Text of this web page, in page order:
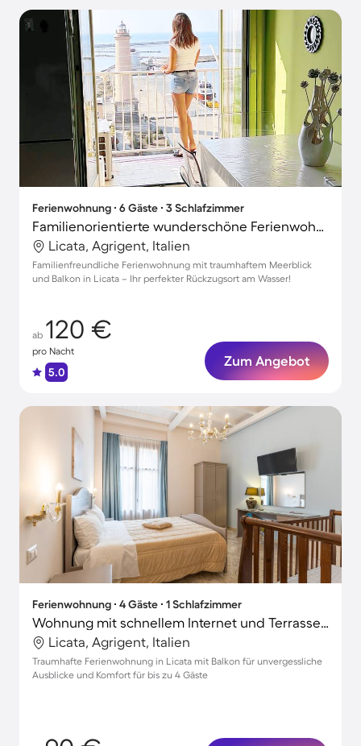
Ferienwohnung ∙ 6 Gäste ∙ 3 Schlafzimmer
Familienorientierte wunderschöne Ferienwohnung mit Terrasse | Meerblick
Licata, Agrigent, Italien
Familienfreundliche Ferienwohnung mit traumhaftem Meerblick
und Balkon in Licata – Ihr perfekter Rückzugsort am Wasser!
ab 120 €
pro Nacht
5.0
Zum Angebot
Ferienwohnung ∙ 4 Gäste ∙ 1 Schlafzimmer
Wohnung mit schnellem Internet und Terrasse | Stadtblick | Ideal für Homeoffice
Licata, Agrigent, Italien
Traumhafte Ferienwohnung in Licata mit Balkon für unvergessliche
Ausblicke und Komfort für bis zu 4 Gäste